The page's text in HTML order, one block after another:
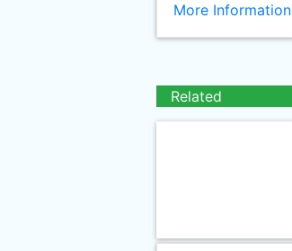
More Information
Related